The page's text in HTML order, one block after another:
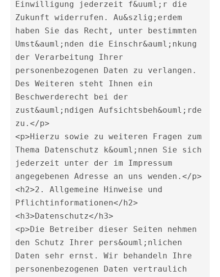
Einwilligung jederzeit f&uuml;r die
Zukunft widerrufen. Au&szlig;erdem
haben Sie das Recht, unter bestimmten
Umst&auml;nden die Einschr&auml;nkung
der Verarbeitung Ihrer
personenbezogenen Daten zu verlangen.
Des Weiteren steht Ihnen ein
Beschwerderecht bei der
zust&auml;ndigen Aufsichtsbeh&ouml;rde
zu.</p>
<p>Hierzu sowie zu weiteren Fragen zum
Thema Datenschutz k&ouml;nnen Sie sich
jederzeit unter der im Impressum
angegebenen Adresse an uns wenden.</p>
<h2>2. Allgemeine Hinweise und
Pflichtinformationen</h2>
<h3>Datenschutz</h3>
<p>Die Betreiber dieser Seiten nehmen
den Schutz Ihrer pers&ouml;nlichen
Daten sehr ernst. Wir behandeln Ihre
personenbezogenen Daten vertraulich